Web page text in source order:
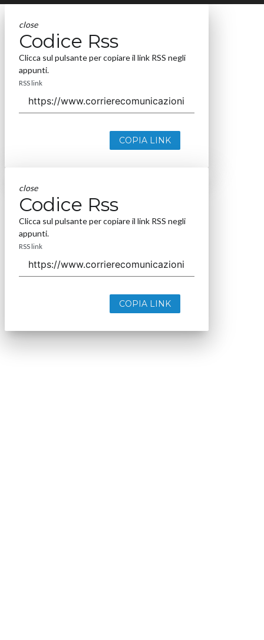
close
Codice Rss
Clicca sul pulsante per copiare il link RSS negli
appunti.
RSS link
COPIA LINK
close
Codice Rss
Clicca sul pulsante per copiare il link RSS negli
appunti.
RSS link
COPIA LINK